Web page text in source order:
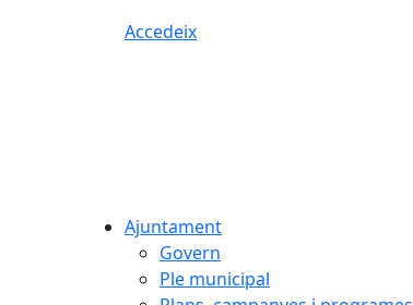
Accedeix
Ajuntament
Govern
Ple municipal